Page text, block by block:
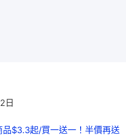
日
品$3.3起/買一送一！半價再送